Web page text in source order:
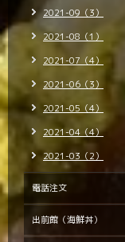
2021-09（3）
2021-08（1）
2021-07（4）
2021-06（3）
2021-05（4）
2021-04（4）
2021-03（2）
電話注文
出前館（海鮮丼）